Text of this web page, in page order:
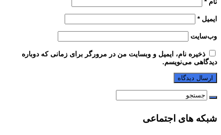
ایمیل*
وب‌سایت
ذخیره نام، ایمیل و وبسایت من در مرورگر برای زمانی که دوباره
دیدگاهی می‌نویسم.
شبکه های اجتماعی